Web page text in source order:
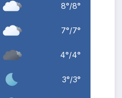
8°/8°
7°/7°
4°/4°
3°/3°